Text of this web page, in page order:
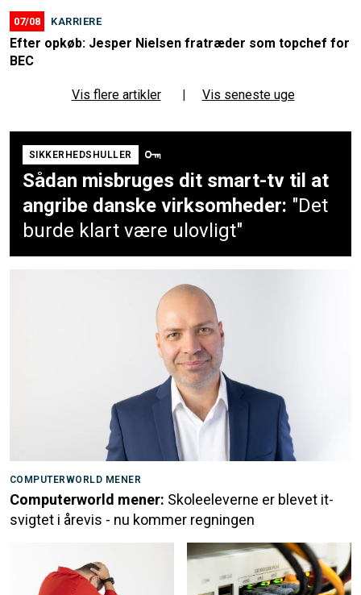
07/08 KARRIERE
Efter opkøb: Jesper Nielsen fratræder som topchef for
BEC
Vis flere artikler | Vis seneste uge
SIKKERHEDSHULLER
Sådan misbruges dit smart-tv til at
angribe danske virksomheder: "Det
burde klart være ulovligt"
COMPUTERWORLD MENER
Computerworld mener: Skoleeleverne er blevet it-
svigtet i årevis - nu kommer regningen